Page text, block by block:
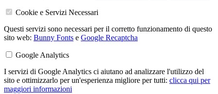
Cookie e Servizi Necessari
Questi servizi sono necessari per il corretto funzionamento di questo
sito web: Bunny Fonts e Google Recaptcha
Google Analytics
I servizi di Google Analytics ci aiutano ad analizzare l'utilizzo del
sito e ottimizzarlo per un'esperienza migliore per tutti: clicca qui per
maggiori informazioni